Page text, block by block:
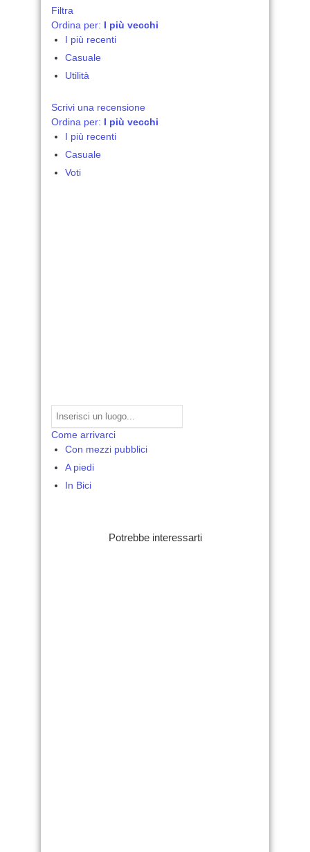
Filtra
Ordina per: I più vecchi
I più recenti
Casuale
Utilità
Scrivi una recensione
Ordina per: I più vecchi
I più recenti
Casuale
Voti
Come arrivarci
Con mezzi pubblici
A piedi
In Bici
Potrebbe interessarti